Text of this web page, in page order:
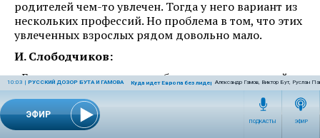
ЭФИР
10:03 | РУССКИЙ ДОЗОР БУТА И ГАМОВА Куда идет Европа без лидеров?Александр Гамов, Виктор Бут, Руслан
ПОДКАСТЫ ЭФИР
родителей чем-то увлечен. Тогда у него вариант из
нескольких профессий. Но проблема в том, что этих
увлеченных взрослых рядом довольно мало.
И. Слободчиков:
- Бывает, к сожалению, наоборот, когда взрослый
увлечен до такой степени, что у подростка
оскомина уже стоит!
Е. Кандыбина: